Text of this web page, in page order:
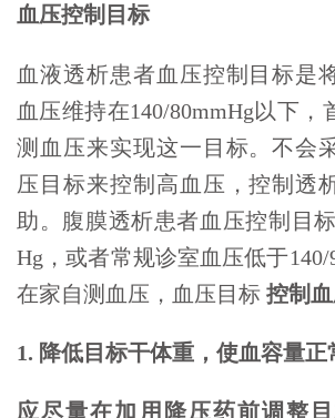
血压控制目标
血液透析患者血压控制目标是
血压维持在140/80mmHg以下，
测血压来实现这一目标。不会
压目标来控制高血压，控制透
助。腹膜透析患者血压控制目
Hg，或者常规诊室血压低于140/
在家自测血压，血压目标 控制
1. 降低目标干体重，使血容量正
应尽量在加用降压药前调整目